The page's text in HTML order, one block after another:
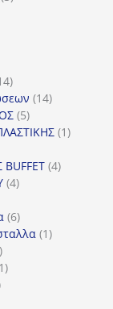
14
προϊόντα
1414
55
προϊόντα
11
44
44
66
προϊόντα
11
11